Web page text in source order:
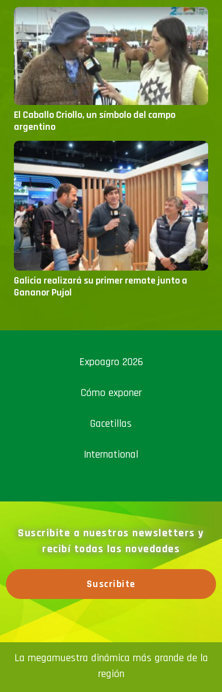
El Caballo Criollo, un símbolo del campo
argentino
Galicia realizará su primer remate junto a
Gananor Pujol
Expoagro 2026
Cómo exponer
Gacetillas
International
Suscribite a nuestros newsletters y
recibí todas las novedades
Suscribite
La megamuestra dinámica más grande de la
región